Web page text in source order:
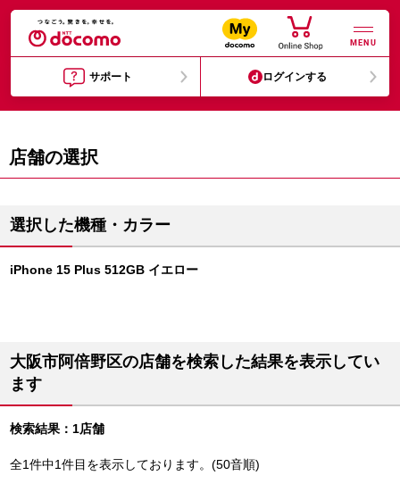
MENU
サポート ログインする
店舗の選択
選択した機種・カラー
iPhone 15 Plus 512GB イエロー
大阪市阿倍野区の店舗を検索した結果を表示してい
ます
検索結果：1店舗
全1件中1件目を表示しております。(50音順)